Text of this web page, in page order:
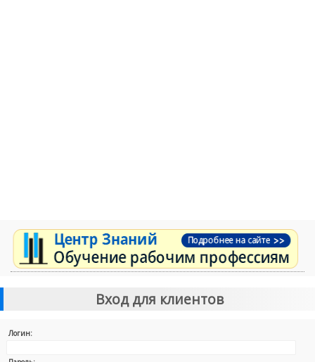
Вход для клиентов
Логин: